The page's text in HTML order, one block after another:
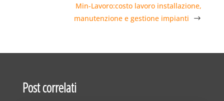
Min-Lavoro:costo lavoro installazione,
manutenzione e gestione impianti
Post correlati